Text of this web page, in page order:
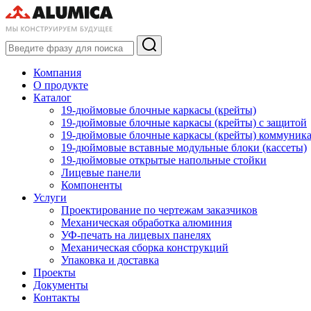
Компания
О продукте
Каталог
19-дюймовые блочные каркасы (крейты)
19-дюймовые блочные каркасы (крейты) с защитой
19-дюймовые блочные каркасы (крейты)
19-дюймовые вставные модульные блоки (кассеты)
19-дюймовые открытые напольные стойки
Лицевые панели
Компоненты
Услуги
Проектирование по чертежам заказчиков
Механическая обработка алюминия
УФ-печать на лицевых панелях
Механическая сборка конструкций
Упаковка и доставка
Проекты
Документы
Контакты